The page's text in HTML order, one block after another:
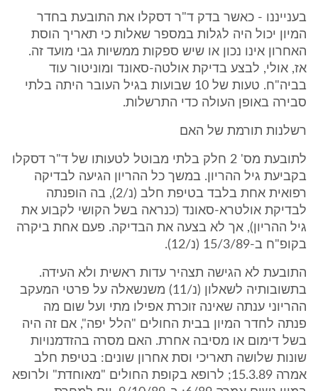
בענייננו - כאשר בדק ד"ר דסקלו את התובעת בחדר
המיון יכול היה לגלות במספר שאלות כי תאריך הוסת
האחרון אינו נכון או שיש ספקות ממשיות גבי מועד זה.
אז, אולי, לבצע בדיקת אולטה-סאונד ומוניטור עוד
בביה"ח. טעות של 10 שבועות בגיל העובר היתה בלתי
סבירה באופן העולה כדי התרשלות.
רשלנות תורמת של האם
לתובעת מס' 2 חלק בלתי מבוטל לטעותו של ד"ר דסקלו
בקביעת גיל ההריון. במשך כל ההריון הגיעה לבדיקה
רפואית אחת בלבד בטיפת חלב (נ/2), בה הופנתה
לבדיקת אולטרא-סאונד (כנראה בשל הקושי לקבוע את
גיל ההריון), אך לא בצעה את הבדיקה. פעם אחת ביקרה
בקופ"ח ב-15/3/89 (נ/12).
התובעת לא הגישה תצהיר עדות ראשית ולא העידה.
בתשובותיה לשאלון (נ/11) משנשאלה על פרטי המעקב
ההריוני ענתה שאינה זוכרת אפילו מתי ועל שום מה
פנתה לחדר המיון בבית החולים "הלל יפה", אם זה היה
בשל דימום או מסיבה אחרת. האם מסרה בהזדמנויות
שונות שלושה תאריכי וסת אחרון שונים: בטיפת חלב
אמרה 15.3.89; לרופא בקופת החולים "מאוחדת" ולרופא